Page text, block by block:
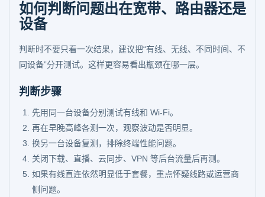
如何判断问题出在宽带、路由器还是
设备
判断时不要只看一次结果，建议把“有线、无线、不同时间、不
同设备”分开测试。这样更容易看出瓶颈在哪一层。
判断步骤
先用同一台设备分别测试有线和 Wi-Fi。
再在早晚高峰各测一次，观察波动是否明显。
换另一台设备复测，排除终端性能问题。
关闭下载、直播、云同步、VPN 等后台流量后再测。
如果有线直连依然明显低于套餐，重点怀疑线路或运营商
侧问题。